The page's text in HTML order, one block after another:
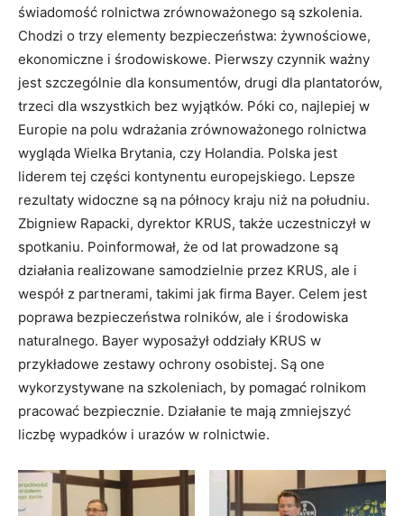
świadomość rolnictwa zrównoważonego są szkolenia.
Chodzi o trzy elementy bezpieczeństwa: żywnościowe,
ekonomiczne i środowiskowe. Pierwszy czynnik ważny
jest szczególnie dla konsumentów, drugi dla plantatorów,
trzeci dla wszystkich bez wyjątków. Póki co, najlepiej w
Europie na polu wdrażania zrównoważonego rolnictwa
wygląda Wielka Brytania, czy Holandia. Polska jest
liderem tej części kontynentu europejskiego. Lepsze
rezultaty widoczne są na północy kraju niż na południu.
Zbigniew Rapacki, dyrektor KRUS, także uczestniczył w
spotkaniu. Poinformował, że od lat prowadzone są
działania realizowane samodzielnie przez KRUS, ale i
wespół z partnerami, takimi jak firma Bayer. Celem jest
poprawa bezpieczeństwa rolników, ale i środowiska
naturalnego. Bayer wyposażył oddziały KRUS w
przykładowe zestawy ochrony osobistej. Są one
wykorzystywane na szkoleniach, by pomagać rolnikom
pracować bezpiecznie. Działanie te mają zmniejszyć
liczbę wypadków i urazów w rolnictwie.